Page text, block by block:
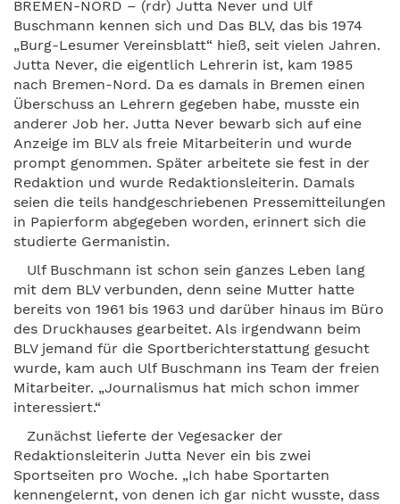
BREMEN-NORD – (rdr) Jutta Never und Ulf
Buschmann kennen sich und Das BLV, das bis 1974
„Burg-Lesumer Vereinsblatt“ hieß, seit vielen Jahren.
Jutta Never, die eigentlich Lehrerin ist, kam 1985
nach Bremen-Nord. Da es damals in Bremen einen
Überschuss an Lehrern gegeben habe, musste ein
anderer Job her. Jutta Never bewarb sich auf eine
Anzeige im BLV als freie Mitarbeiterin und wurde
prompt genommen. Später arbeitete sie fest in der
Redaktion und wurde Redaktionsleiterin. Damals
seien die teils handgeschriebenen Pressemitteilungen
in Papierform abgegeben worden, erinnert sich die
studierte Germanistin.
Ulf Buschmann ist schon sein ganzes Leben lang
mit dem BLV verbunden, denn seine Mutter hatte
bereits von 1961 bis 1963 und darüber hinaus im Büro
des Druckhauses gearbeitet. Als irgendwann beim
BLV jemand für die Sportberichterstattung gesucht
wurde, kam auch Ulf Buschmann ins Team der freien
Mitarbeiter. „Journalismus hat mich schon immer
interessiert.“
Zunächst lieferte der Vegesacker der
Redaktionsleiterin Jutta Never ein bis zwei
Sportseiten pro Woche. „Ich habe Sportarten
kennengelernt, von denen ich gar nicht wusste, dass